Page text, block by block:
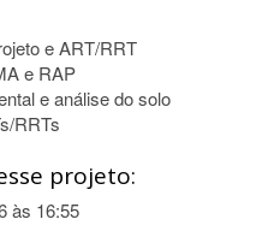
e ART/RRT
e RAP
e análise do solo
RRTs
projeto:
às 16:55